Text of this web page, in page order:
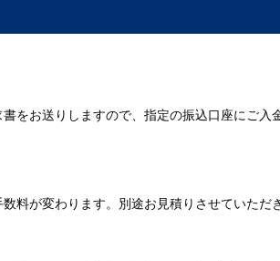
す。
す。
ります。
をお送りしますので、指定の振込口座にご入
料が変わります。別途お見積りさせていただ